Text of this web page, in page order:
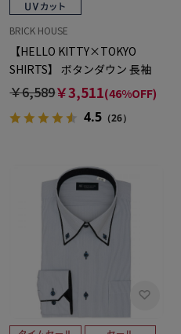
BRICK HOUSE
【HELLO KITTY×TOKYO
SHIRTS】 ボタンダウン 長袖
形態安定 ワイシャツ
￥6,589￥3,511(46%OFF)
4.5 （26）